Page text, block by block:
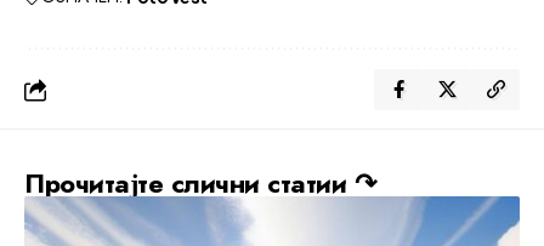
Прочитајте слични статии ↷